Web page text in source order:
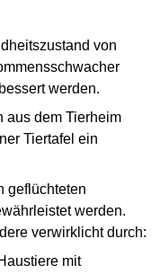
von
werden.
aus dem Tierheim
Tiertafel ein
geflüchteten
werden.
verwirklicht durch:
mit